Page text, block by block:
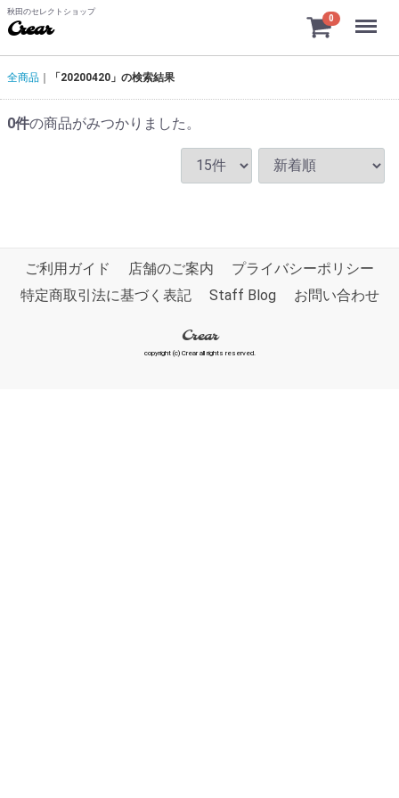
秋田のセレクトショップ
Crear
0 Menu
全商品 「20200420」の検索結果
0件の商品がみつかりました。
ご利用ガイド 店舗のご案内
プライバシーポリシー
特定商取引法に基づく表記
Staff Blog お問い合わせ
Crear
copyright (c) Crear all rights reserved.